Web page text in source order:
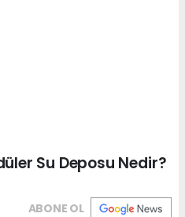
Su Deposu Nedir?
ABONE OL